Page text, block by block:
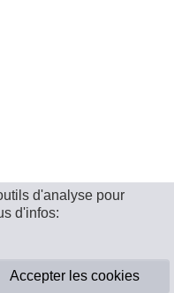
d'analyse pour
d'infos:
Accepter les cookies